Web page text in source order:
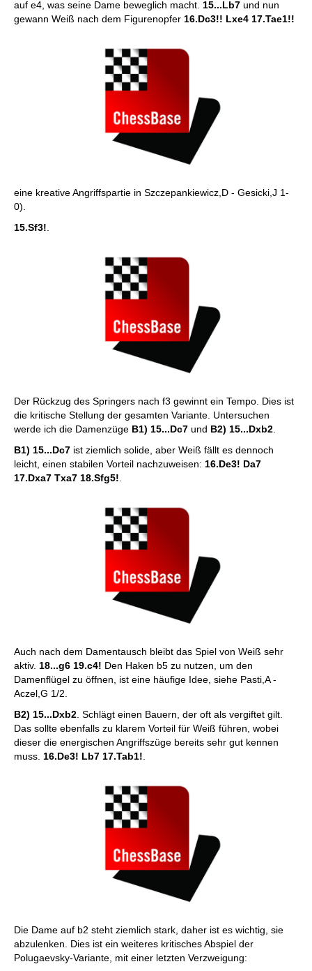
auf e4, was seine Dame beweglich macht. 15...Lb7 und nun
gewann Weiß nach dem Figurenopfer 16.Dc3!! Lxe4 17.Tae1!!
eine kreative Angriffspartie in Szczepankiewicz,D - Gesicki,J 1-
0).
15.Sf3!
Der Rückzug des Springers nach f3 gewinnt ein Tempo. Dies ist
die kritische Stellung der gesamten Variante. Untersuchen
werde ich die Damenzüge B1) 15...Dc7 und B2) 15...Dxb2
B1) 15...Dc7 ist ziemlich solide, aber Weiß fällt es dennoch
leicht, einen stabilen Vorteil nachzuweisen: 16.De3! Da7
17.Dxa7 Txa7 18.Sfg5!
Auch nach dem Damentausch bleibt das Spiel von Weiß sehr
aktiv. 18...g6 19.c4! Den Haken b5 zu nutzen, um den
Damenflügel zu öffnen, ist eine häufige Idee, siehe Pasti,A -
Aczel,G 1/2.
B2) 15...Dxb2 Schlägt einen Bauern, der oft als vergiftet gilt.
Das sollte ebenfalls zu klarem Vorteil für Weiß führen, wobei
dieser die energischen Angriffszüge bereits sehr gut kennen
muss. 16.De3! Lb7 17.Tab1!
Die Dame auf b2 steht ziemlich stark, daher ist es wichtig, sie
abzulenken. Dies ist ein weiteres kritisches Abspiel der
Polugaevsky-Variante, mit einer letzten Verzweigung: